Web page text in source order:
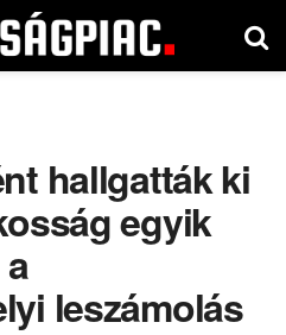
hallgatták ki
egyik
leszámolás